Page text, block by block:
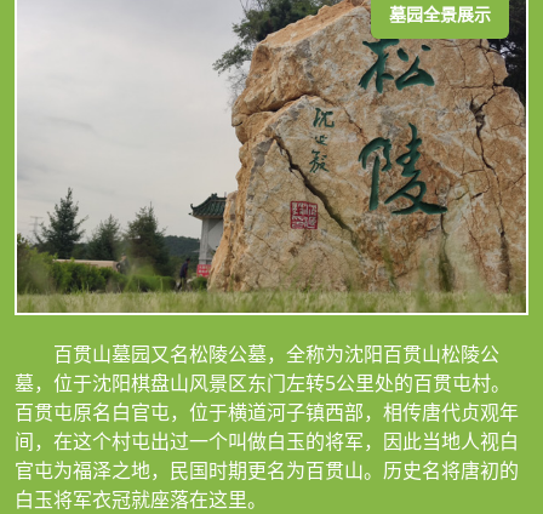
墓园全景展示
百贯山墓园又名松陵公墓，全称为沈阳百贯山松陵公
墓，位于沈阳棋盘山风景区东门左转5公里处的百贯屯村。
百贯屯原名白官屯，位于横道河子镇西部，相传唐代贞观年
间，在这个村屯出过一个叫做白玉的将军，因此当地人视白
官屯为福泽之地，民国时期更名为百贯山。历史名将唐初的
白玉将军衣冠就座落在这里。